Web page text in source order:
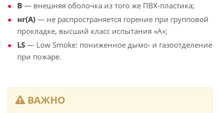
В — внешняя оболочка из того же ПВХ-пластика;
нг(А) — не распространяется горение при групповой
прокладке, высший класс испытания «А»;
LS — Low Smoke: пониженное дымо- и газоотделение
при пожаре.
ВАЖНО